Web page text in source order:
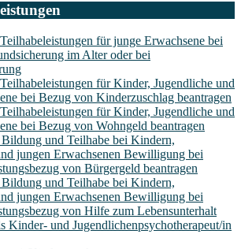
für junge Erwachsene bei
im Alter oder bei
für Kinder, Jugendliche und
bei Bezug von Kinderzuschlag beantragen
für Kinder, Jugendliche und
bei Bezug von Wohngeld beantragen
und Teilhabe bei Kindern,
jungen Erwachsenen Bewilligung bei
von Bürgergeld beantragen
und Teilhabe bei Kindern,
jungen Erwachsenen Bewilligung bei
von Hilfe zum Lebensunterhalt
Kinder- und Jugendlichenpsychotherapeut/in